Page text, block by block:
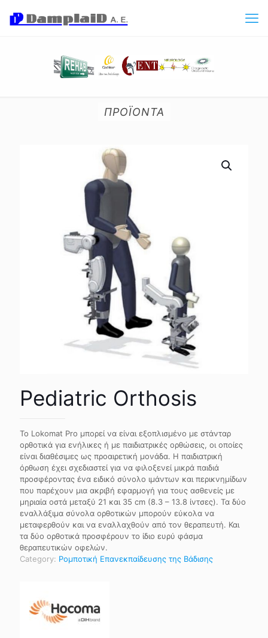
ΠΡΟΪΟΝΤΑ
Pediatric Orthosis
Το Lokomat Pro μπορεί να είναι εξοπλισμένο με στάνταρ
ορθοτικά για ενήλικες ή με παιδιατρικές ορθώσεις, οι οποίες
είναι διαθέσιμες ως προαιρετική μονάδα. Η παιδιατρική
όρθωση έχει σχεδιαστεί για να φιλοξενεί μικρά παιδιά
προσφέροντας ένα ειδικό σύνολο ιμάντων και περικνημίδων
που παρέχουν μια ακριβή εφαρμογή για τους ασθενείς με
μηριαία οστά μεταξύ 21 και 35 cm (8.3 – 13.8 ίντσες). Τα δύο
εναλλάξιμα σύνολα ορθοτικών μπορούν εύκολα να
μεταφερθούν και να εναλλαχθούν από τον θεραπευτή. Και
τα δύο ορθοτικά προσφέρουν το ίδιο ευρύ φάσμα
θεραπευτικών οφελών.
Category: Ρομποτική Επανεκπαίδευσης της Βάδισης